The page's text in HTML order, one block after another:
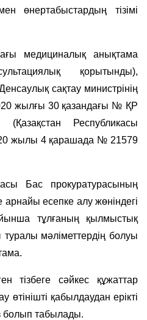
өнертабыстардың тізімі
медициналық анықтама
қорытынды),
сақтау министрінің
жылғы 30 қазандағы № ҚР
Республикасы
жылы 4 қарашада № 21579
Бас прокуратурасының
арнайы есепке алу жөніндегі
тұлғаның қылмыстық
мәліметтердің болуы
тiзбеге сәйкес құжаттар
қабылдаудан ерікті
болып табылады.